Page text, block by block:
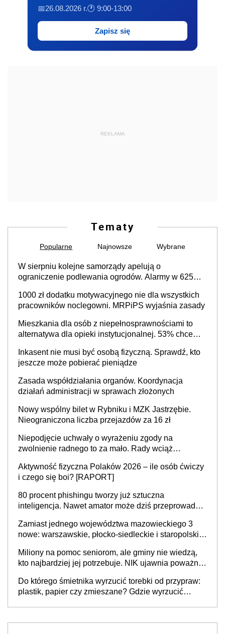
📅26.08.2026 r.🕐 9:00-13:00
Zapisz się
REKLAMA
Tematy
Popularne Najnowsze Wybrane
W sierpniu kolejne samorządy apelują o
ograniczenie podlewania ogrodów. Alarmy w 625
cały kraj
1000 zł dodatku motywacyjnego nie dla wszystkich
pracowników noclegowni. MRPiPS wyjaśnia zasady
Mieszkania dla osób z niepełnosprawnościami to
alternatywa dla opieki instytucjonalnej. 53% chce
Inkasent nie musi być osobą fizyczną. Sprawdź, kto
jeszcze może pobierać pieniądze
Zasada współdziałania organów. Koordynacja
działań administracji w sprawach złożonych
Nowy wspólny bilet w Rybniku i MZK Jastrzębie.
Nieograniczona liczba przejazdów za 16 zł
Niepodjęcie uchwały o wyrażeniu zgody na
zwolnienie radnego to za mało. Rady wciąż
sprawy
Aktywność fizyczna Polaków 2026 – ile osób ćwiczy
i czego się boi? [RAPORT]
80 procent phishingu tworzy już sztuczna
inteligencja. Nawet amator może dziś przeprowadzić
Zamiast jednego województwa mazowieckiego 3
nowe: warszawskie, płocko-siedleckie i staropolskie.
stołecznych
Miliony na pomoc seniorom, ale gminy nie wiedzą,
kto najbardziej jej potrzebuje. NIK ujawnia poważną
Do którego śmietnika wyrzucić torebki od przypraw:
plastik, papier czy zmieszane? Gdzie wyrzucić